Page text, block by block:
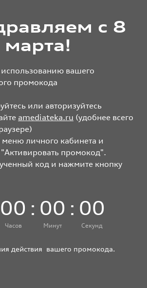
с 8
марта!
вашего
промокода
или авторизуйтесь
amediateka.ru (удобнее всего
личного кабинета и
промокод".
код и нажмите кнопку
00
Часов
: 00
Минут
: 00
Секунд
действия вашего промокода.